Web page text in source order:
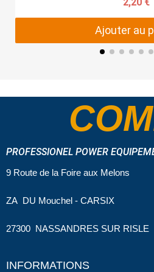
Ajouter au
PROFESSIONEL POWER
9 Route de la Foire aux Melons
ZA DU Mouchel - CARSIX
27300 NASSANDRES SUR RISLE
INFORMATIONS